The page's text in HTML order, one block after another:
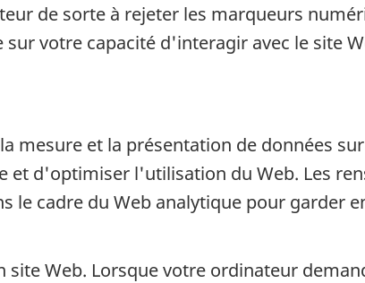
de sorte à rejeter les marqueurs
votre capacité d'interagir avec le site
mesure et la présentation de données
et d'optimiser l'utilisation du Web. Les
le cadre du Web analytique pour garder
site Web. Lorsque votre ordinateur